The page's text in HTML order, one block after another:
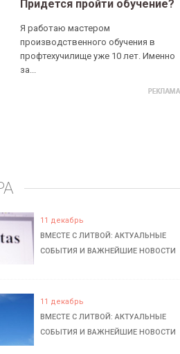
Придется пройти обучение?
Я работаю мастером
производственного обучения в
профтехучилище уже 10 лет. Именно
за...
11 декабрь
ВМЕСТЕ С ЛИТВОЙ: АКТУАЛЬНЫЕ
СОБЫТИЯ И ВАЖНЕЙШИЕ НОВОСТИ
11 декабрь
ВМЕСТЕ С ЛИТВОЙ: АКТУАЛЬНЫЕ
СОБЫТИЯ И ВАЖНЕЙШИЕ НОВОСТИ